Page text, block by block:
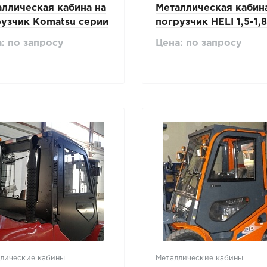
кабина на
Komatsu серии
по запросу
Металлическая
погрузчик HELI 1,5-
Цена: по запросу
кабины Металлические кабины